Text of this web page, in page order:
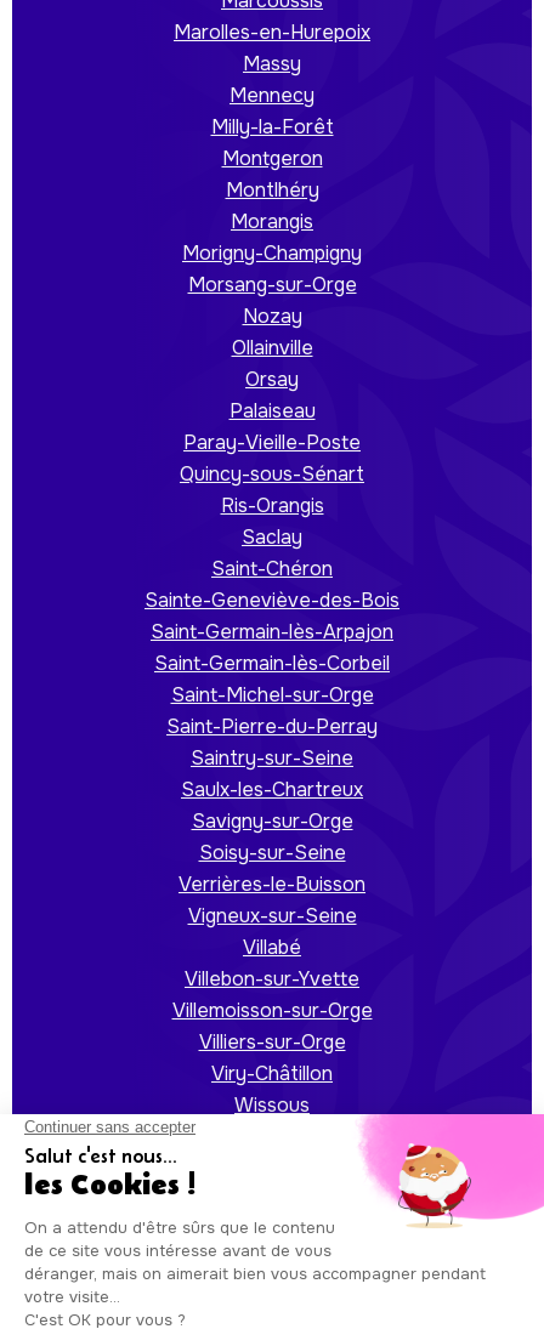
Marolles-en-Hurepoix
Massy
Mennecy
Milly-la-Forêt
Montgeron
Montlhéry
Morangis
Morigny-Champigny
Morsang-sur-Orge
Nozay
Ollainville
Orsay
Palaiseau
Paray-Vieille-Poste
Quincy-sous-Sénart
Ris-Orangis
Saclay
Saint-Chéron
Sainte-Geneviève-des-Bois
Saint-Germain-lès-Arpajon
Saint-Germain-lès-Corbeil
Saint-Michel-sur-Orge
Saint-Pierre-du-Perray
Saintry-sur-Seine
Saulx-les-Chartreux
Savigny-sur-Orge
Soisy-sur-Seine
Verrières-le-Buisson
Vigneux-sur-Seine
Villabé
Villebon-sur-Yvette
Villemoisson-sur-Orge
Villiers-sur-Orge
Viry-Châtillon
Wissous
Auxicare